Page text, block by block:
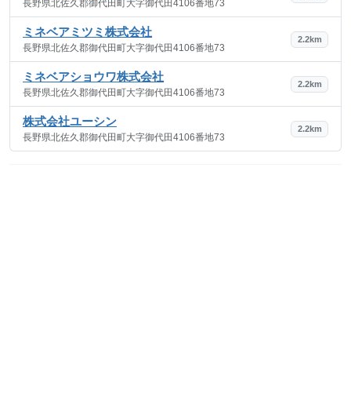
長野県北佐久郡御代田町大字御代田4106番地73
ミネベアミツミ株式会社
長野県北佐久郡御代田町大字御代田4106番地73
2.2km
ミネベアショウワ株式会社
長野県北佐久郡御代田町大字御代田4106番地73
2.2km
株式会社ユーシン
長野県北佐久郡御代田町大字御代田4106番地73
2.2km